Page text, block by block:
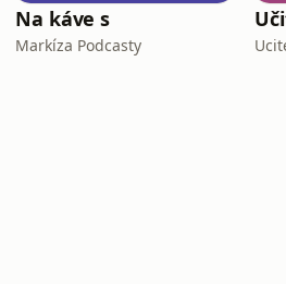
Na káve s
Markíza Podcasty